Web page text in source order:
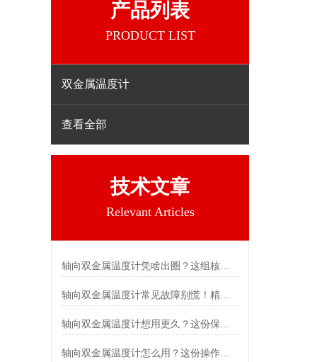
产品列表
PRODUCT LIST
双金属温度计
查看全部
技术文章
Relevant Articles
轴向双金属温度计凭啥出圈？这组核心特点给出了答案
轴向双金属温度计常见故障别慌！精准定位，轻松搞定难题
轴向双金属温度计怎么用？这份操作指南，新手也能快速拿捏！